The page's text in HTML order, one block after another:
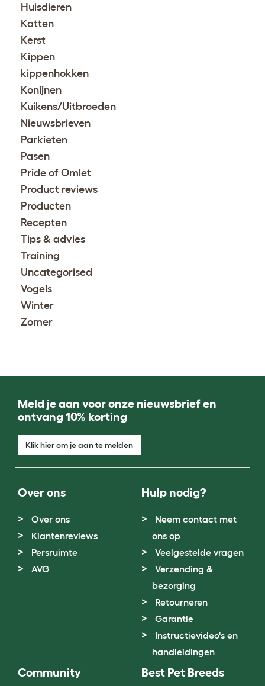
Huisdieren
Katten
Kerst
Kippen
kippenhokken
Konijnen
Kuikens/Uitbroeden
Nieuwsbrieven
Parkieten
Pasen
Pride of Omlet
Product reviews
Producten
Recepten
Tips & advies
Training
Uncategorised
Vogels
Winter
Zomer
Meld je aan voor onze nieuwsbrief en
ontvang 10% korting
Klik hier om je aan te melden
Over ons
Over ons
Klantenreviews
Persruimte
AVG
Hulp nodig?
Neem contact met
ons op
Veelgestelde vragen
Verzending &
bezorging
Retourneren
Garantie
Instructievideo's en
handleidingen
Community Best Pet Breeds